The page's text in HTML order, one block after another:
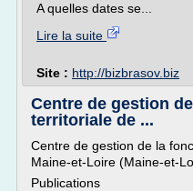
A quelles dates se...
Lire la suite
Site : http://bizbrasov.biz
Centre de gestion
territoriale de ...
Centre de gestion de la
Maine-et-Loire (Maine-et-
Publications